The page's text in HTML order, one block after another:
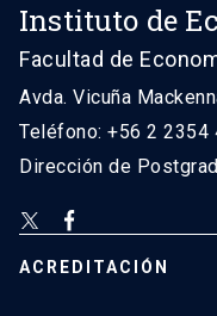
Instituto de
Facultad de
Avda. Vicuña
Teléfono: +56 2 2354
Dirección de
ACREDITACIÓN